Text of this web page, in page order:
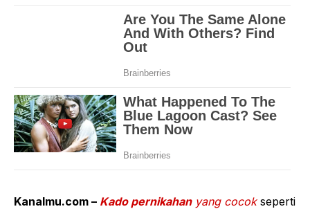
Kanalmu.com – Kado pernikahanyang cocokseperti